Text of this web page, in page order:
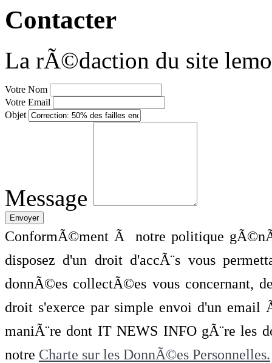
Contacter
La rÃ©daction du site
Votre Nom
Votre Email
Objet
Message
ConformÃ©ment Ã notre politique
disposez d'un droit d'accÃ¨s vous
donnÃ©es collectÃ©es vous concernant,
droit s'exerce par simple envoi d'un
maniÃ¨re dont IT NEWS INFO gÃ¨re les
notre Charte sur les DonnÃ©es Personnelles.